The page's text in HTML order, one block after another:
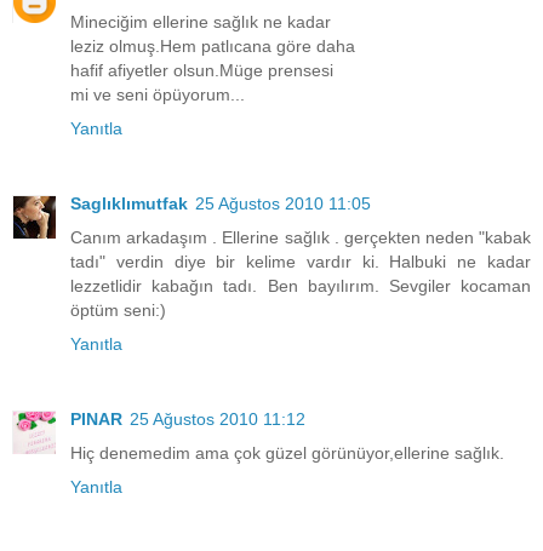
Mineciğim ellerine sağlık ne kadar
leziz olmuş.Hem patlıcana göre daha
hafif afiyetler olsun.Müge prensesi
mi ve seni öpüyorum...
Yanıtla
Saglıklımutfak 25 Ağustos 2010 11:05
Canım arkadaşım . Ellerine sağlık . gerçekten neden "kabak
tadı" verdin diye bir kelime vardır ki. Halbuki ne kadar
lezzetlidir kabağın tadı. Ben bayılırım. Sevgiler kocaman
öptüm seni:)
Yanıtla
PINAR 25 Ağustos 2010 11:12
Hiç denemedim ama çok güzel görünüyor,ellerine sağlık.
Yanıtla